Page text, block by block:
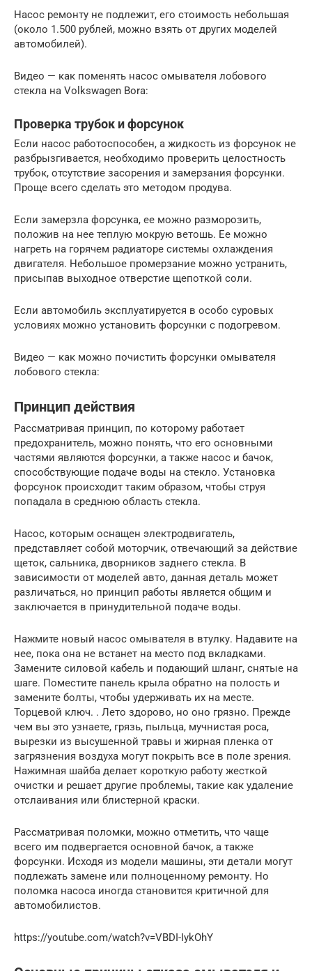
Насос ремонту не подлежит, его стоимость небольшая
(около 1.500 рублей, можно взять от других моделей
автомобилей).
Видео — как поменять насос омывателя лобового
стекла на Volkswagen Bora:
Проверка трубок и форсунок
Если насос работоспособен, а жидкость из форсунок не
разбрызгивается, необходимо проверить целостность
трубок, отсутствие засорения и замерзания форсунки.
Проще всего сделать это методом продува.
Если замерзла форсунка, ее можно разморозить,
положив на нее теплую мокрую ветошь. Ее можно
нагреть на горячем радиаторе системы охлаждения
двигателя. Небольшое промерзание можно устранить,
присыпав выходное отверстие щепоткой соли.
Если автомобиль эксплуатируется в особо суровых
условиях можно установить форсунки с подогревом.
Видео — как можно почистить форсунки омывателя
лобового стекла:
Принцип действия
Рассматривая принцип, по которому работает
предохранитель, можно понять, что его основными
частями являются форсунки, а также насос и бачок,
способствующие подаче воды на стекло. Установка
форсунок происходит таким образом, чтобы струя
попадала в среднюю область стекла.
Насос, которым оснащен электродвигатель,
представляет собой моторчик, отвечающий за действие
щеток, сальника, дворников заднего стекла. В
зависимости от моделей авто, данная деталь может
различаться, но принцип работы является общим и
заключается в принудительной подаче воды.
Нажмите новый насос омывателя в втулку. Надавите на
нее, пока она не встанет на место под вкладками.
Замените силовой кабель и подающий шланг, снятые на
шаге. Поместите панель крыла обратно на полость и
замените болты, чтобы удерживать их на месте.
Торцевой ключ. . Лето здорово, но оно грязно. Прежде
чем вы это узнаете, грязь, пыльца, мучнистая роса,
вырезки из высушенной травы и жирная пленка от
загрязнения воздуха могут покрыть все в поле зрения.
Нажимная шайба делает короткую работу жесткой
очистки и решает другие проблемы, такие как удаление
отслаивания или блистерной краски.
Рассматривая поломки, можно отметить, что чаще
всего им подвергается основной бачок, а также
форсунки. Исходя из модели машины, эти детали могут
подлежать замене или полноценному ремонту. Но
поломка насоса иногда становится критичной для
автомобилистов.
https://youtube.com/watch?v=VBDI-IykOhY